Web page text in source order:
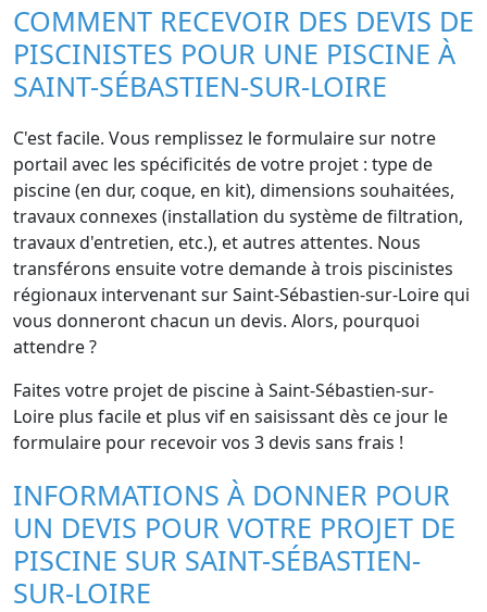
COMMENT RECEVOIR DES DEVIS DE
PISCINISTES POUR UNE PISCINE À
SAINT-SÉBASTIEN-SUR-LOIRE
C'est facile. Vous remplissez le formulaire sur notre
portail avec les spécificités de votre projet : type de
piscine (en dur, coque, en kit), dimensions souhaitées,
travaux connexes (installation du système de filtration,
travaux d'entretien, etc.), et autres attentes. Nous
transférons ensuite votre demande à trois piscinistes
régionaux intervenant sur Saint-Sébastien-sur-Loire qui
vous donneront chacun un devis. Alors, pourquoi
attendre ?
Faites votre projet de piscine à Saint-Sébastien-sur-
Loire plus facile et plus vif en saisissant dès ce jour le
formulaire pour recevoir vos 3 devis sans frais !
INFORMATIONS À DONNER POUR
UN DEVIS POUR VOTRE PROJET DE
PISCINE SUR SAINT-SÉBASTIEN-
SUR-LOIRE